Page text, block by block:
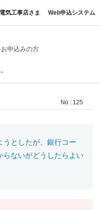
電気工事店さま Web申込システム
申込みの方
No : 125
うとしたが、銀行コー
らないがどうしたらよい